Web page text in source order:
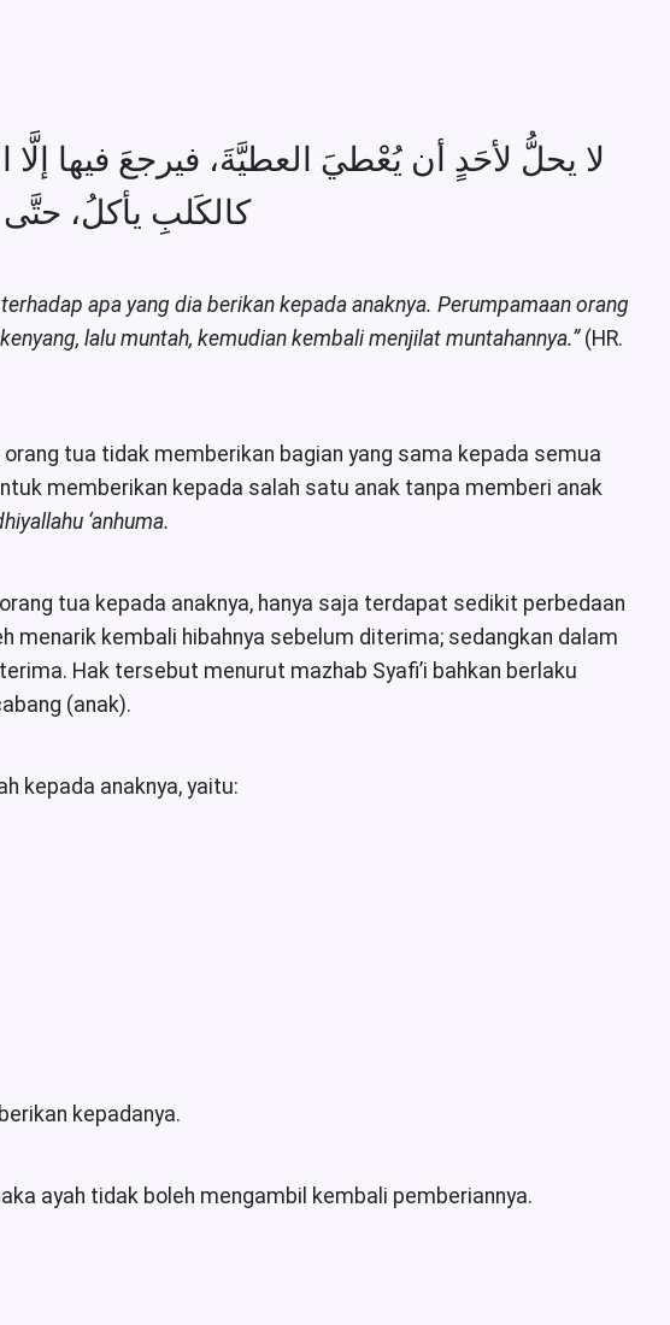
لا يحلُّ لأحَدٍ أن يُعْطيَ العطيَّةَ، فيرجعَ فيها
كالكَلبِ يأكلُ،
apa yang dia berikan kepada anaknya. Perumpamaan orang
lalu muntah, kemudian kembali menjilat muntahannya.” (HR.
tua tidak memberikan bagian yang sama kepada semua
memberikan kepada salah satu anak tanpa memberi anak
‘anhuma.
tua kepada anaknya, hanya saja terdapat sedikit perbedaan
menarik kembali hibahnya sebelum diterima; sedangkan dalam
Hak tersebut menurut mazhab Syafi’i bahkan berlaku
(anak).
kepada anaknya, yaitu:
kepadanya.
ayah tidak boleh mengambil kembali pemberiannya.